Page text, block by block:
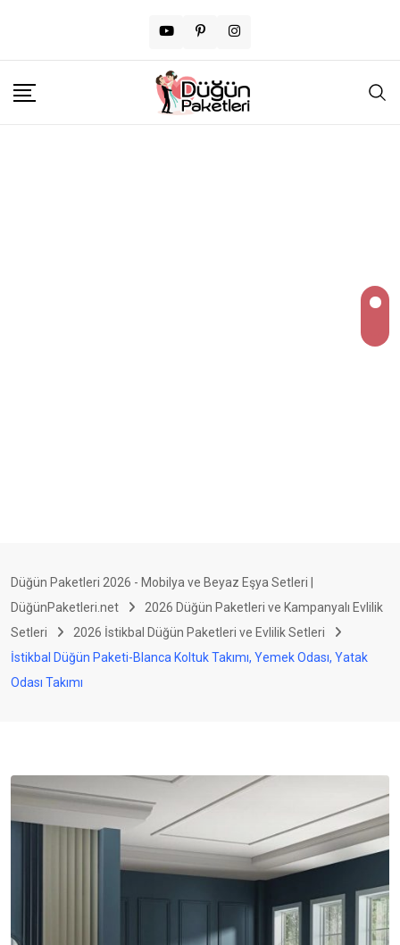
Düğün Paketleri 2026 - Mobilya ve Beyaz Eşya Setleri |
DüğünPaketleri.net
2026 Düğün Paketleri ve Kampanyalı Evlilik
Setleri
2026 İstikbal Düğün Paketleri ve Evlilik Setleri
İstikbal Düğün Paketi-Blanca Koltuk Takımı, Yemek Odası, Yatak
Odası Takımı